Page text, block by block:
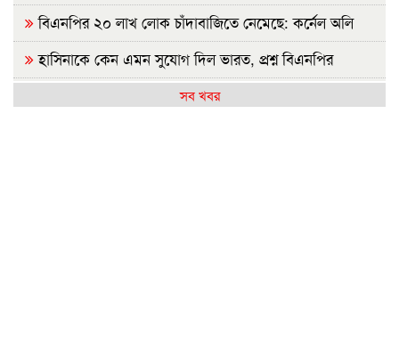
বিএনপির ২০ লাখ লোক চাঁদাবাজিতে নেমেছে: কর্নেল অলি
হাসিনাকে কেন এমন সুযোগ দিল ভারত, প্রশ্ন বিএনপির
রাষ্ট্রপতি নির্বাচন ২০ আগস্টসব খবর